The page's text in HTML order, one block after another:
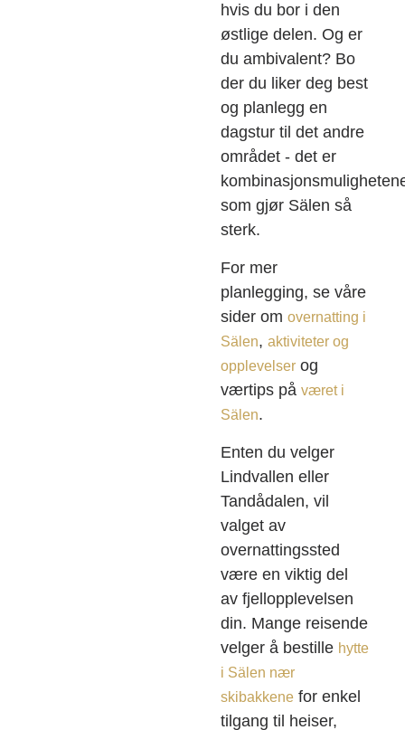
hvis du bor i den
østlige delen. Og er
du ambivalent? Bo
der du liker deg best
og planlegg en
dagstur til det andre
området - det er
som gjør Sälen så
sterk.
For mer
planlegging, se våre
sider om overnatting i
Sälen, aktiviteter og
opplevelser og
værtips på været i
Sälen.
Enten du velger
Lindvallen eller
Tandådalen, vil
valget av
overnattingssted
være en viktig del
av fjellopplevelsen
din. Mange reisende
velger å bestille hytte
i Sälen nær
skibakkene for enkel
tilgang til heiser,